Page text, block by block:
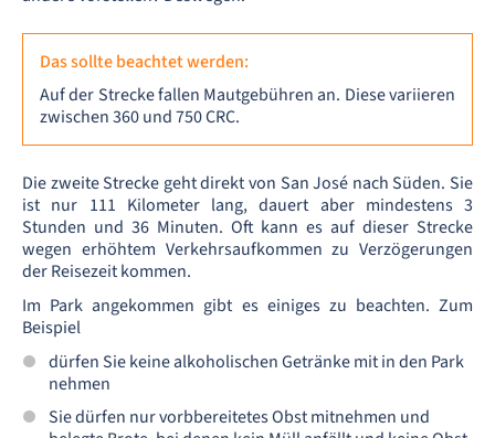
Das sollte beachtet werden:
Auf der Strecke fallen Mautgebühren an. Diese variieren
zwischen 360 und 750 CRC.
Die zweite Strecke geht direkt von San José nach Süden. Sie
ist nur 111 Kilometer lang, dauert aber mindestens 3
Stunden und 36 Minuten. Oft kann es auf dieser Strecke
wegen erhöhtem Verkehrsaufkommen zu Verzögerungen
der Reisezeit kommen.
Im Park angekommen gibt es einiges zu beachten. Zum
Beispiel
dürfen Sie keine alkoholischen Getränke mit in den Park
nehmen
Sie dürfen nur vorbbereitetes Obst mitnehmen und